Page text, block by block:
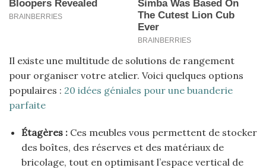
Il existe une multitude de solutions de rangement
pour organiser votre atelier. Voici quelques options
populaires : 20 idées géniales pour une buanderie
parfaite
Étagères :Ces meubles vous permettent de stocker
des boîtes, des réserves et des matériaux de
bricolage, tout en optimisant l’espace vertical de